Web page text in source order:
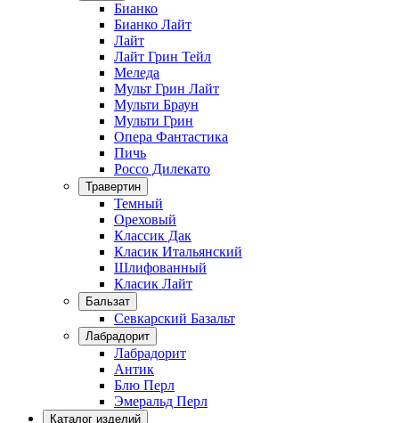
Бианко
Бианко Лайт
Лайт
Лайт Грин Тейл
Меледа
Мульт Грин Лайт
Мульти Браун
Мульти Грин
Опера Фантастика
Пичь
Россо Дилекато
Травертин
Темный
Ореховый
Классик Дак
Класик Итальянский
Шлифованный
Класик Лайт
Бальзат
Севкарский Базальт
Лабрадорит
Лабрадорит
Антик
Блю Перл
Эмеральд Перл
Каталог изделий